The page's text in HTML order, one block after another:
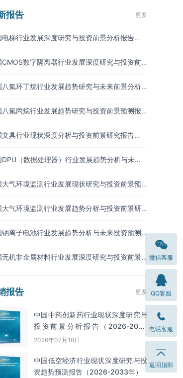
报告 更多
电梯行业发展深度研究与投资前景分析报告
CMOS数字隔离器行业发展深度研究与投资前
八氟环丁烷行业发展趋势研究与未来前景分析
八氟丙烷行业发展趋势研究与投资前景预测报
文具行业现状深度分析与投资前景研究报告
DPU（数据处理器）行业发展趋势分析与未来
大气环境监测行业发展现状研究与投资前景预
大气环境监测行业发展趋势分析与投资前景研
钠离子电池行业发展趋势分析与未来投资预测
无机非金属材料行业发展深度研究与投资前景
报告 更多
中国中药创新药行业现状深度研究与
投资前景分析报告（2026-2033
年）
2026年07月18日
中国低空经济行业现状深度研究与投
资趋势预测报告（2026-2033年）
微信客服
QQ客服
电话客服
返回顶部